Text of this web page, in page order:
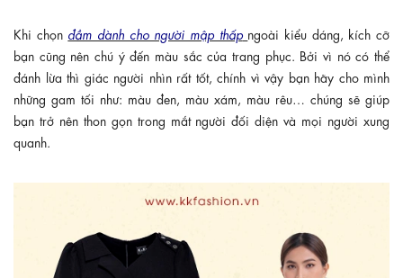
Khi chọn đầm dành cho người mập thấp ngoài kiểu dáng, kích cỡ
bạn cũng nên chú ý đến màu sắc của trang phục. Bởi vì nó có thể
đánh lừa thì giác người nhìn rất tốt, chính vì vậy bạn hãy cho mình
những gam tối như: màu đen, màu xám, màu rêu… chúng sẽ giúp
bạn trở nên thon gọn trong mắt người đối diện và mọi người xung
quanh.